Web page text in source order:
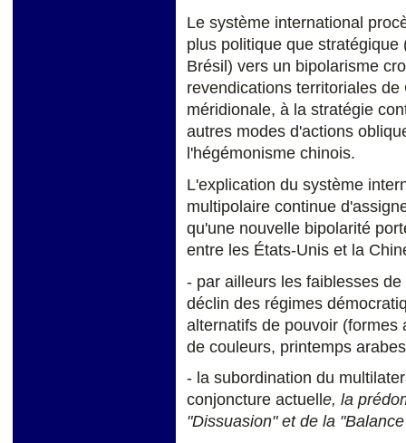
Le système international
plus politique que
Brésil) vers un bipolarisme
revendications territoriales
méridionale, à la stratégie
autres modes d'actions
l'hégémonisme chinois.
L'explication du système
multipolaire continue
qu'une nouvelle bipolarité
entre les États-Unis et la
- par ailleurs les faiblesses
déclin des régimes
alternatifs de pouvoir (formes
de couleurs, printemps
- la subordination du
conjoncture actuell e, la
"Dissuasion" et de la